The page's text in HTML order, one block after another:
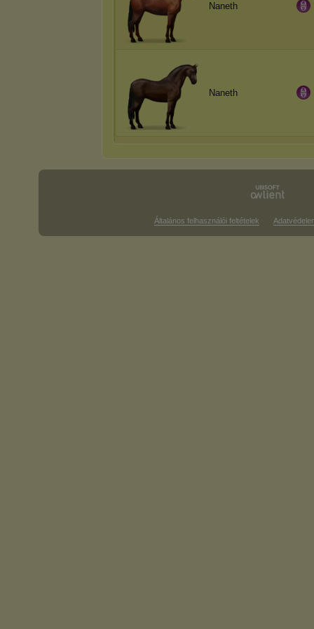
Naneth
Naneth
Általános felhasználói feltételek